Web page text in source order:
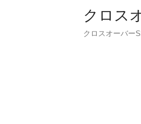
クロス
クロスオーバー